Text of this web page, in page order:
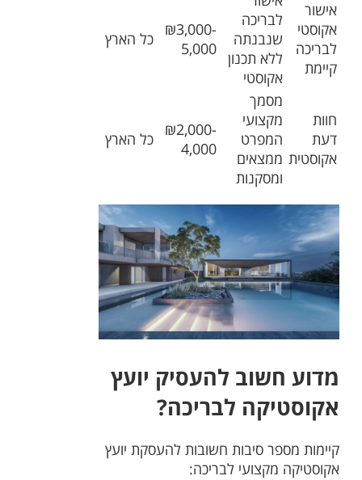
אישור
אקוסטי
לבריכה
קיימת
לבריכה
שנבנתה
ללא תכנון
אקוסטי
₪3,000-
5,000
כל הארץ
חוות
דעת
אקוסטית
מסמך
מקצועי
המפרט
ממצאים
ומסקנות
₪2,000-
4,000
כל הארץ
מדוע חשוב להעסיק יועץ
אקוסטיקה לבריכה?
קיימות מספר סיבות חשובות להעסקת יועץ
אקוסטיקה מקצועי לבריכה: